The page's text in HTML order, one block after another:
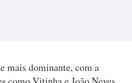
mais dominante, com a